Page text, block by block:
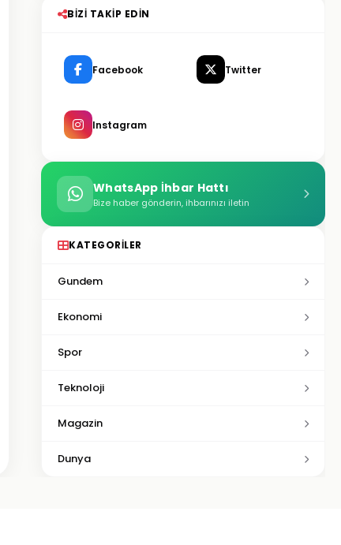
BIZI TAKIP EDIN
Facebook Twitter
Instagram
WhatsApp İhbar Hattı
Bize haber gönderin, ihbarınızı iletin
KATEGORILER
Gundem
Ekonomi
Spor
Teknoloji
Magazin
Dunya